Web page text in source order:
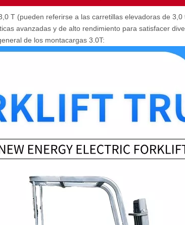
T (pueden referirse a las carretillas elevadoras de
avanzadas y de alto rendimiento para satisfacer
de los montacargas 3.0T: